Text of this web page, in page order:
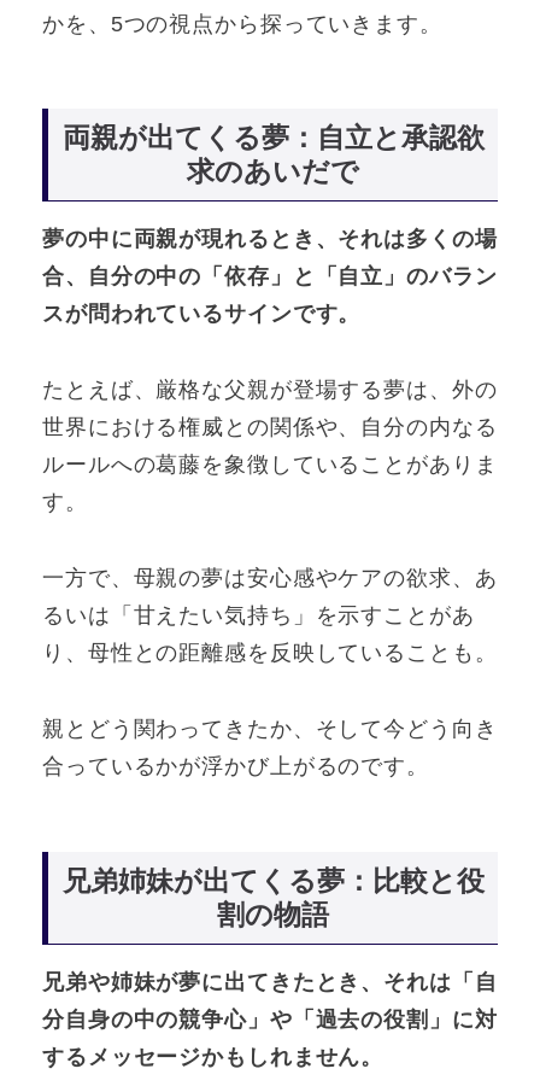
かを、5つの視点から探っていきます。
両親が出てくる夢：自立と承認欲
求のあいだで
夢の中に両親が現れるとき、それは多くの場
合、自分の中の「依存」と「自立」のバラン
スが問われているサインです。
たとえば、厳格な父親が登場する夢は、外の
世界における権威との関係や、自分の内なる
ルールへの葛藤を象徴していることがありま
す。
一方で、母親の夢は安心感やケアの欲求、あ
るいは「甘えたい気持ち」を示すことがあ
り、母性との距離感を反映していることも。
親とどう関わってきたか、そして今どう向き
合っているかが浮かび上がるのです。
兄弟姉妹が出てくる夢：比較と役
割の物語
兄弟や姉妹が夢に出てきたとき、それは「自
分自身の中の競争心」や「過去の役割」に対
するメッセージかもしれません。